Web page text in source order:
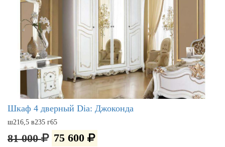
Шкаф 4 дверный Dia: Джоконда
ш216,5 в235 г65
81 000 75 600